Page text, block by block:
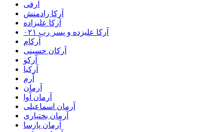
آرفی
آرکا رادمنش
آرکا علیزاده
آرکا علیزده و پسر رپ ۰۲۱
آرکام
آرکان حسینی
آرکو
آرکیا
آرم
آرمان
آرمان آوا
آرمان اسماعیلی
آرمان بختیاری
آرمان پارسا